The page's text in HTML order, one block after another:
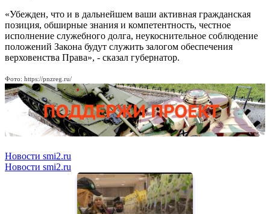
«Убежден, что и в дальнейшем ваши активная гражданская
позиция, обширные знания и компетентность, честное
исполнение служебного долга, неукоснительное соблюдение
положений Закона будут служить залогом обеспечения
верховенства Права», - сказал губернатор.
Фото: https://pnzreg.ru/
Новости smi2.ru
Новости smi2.ru